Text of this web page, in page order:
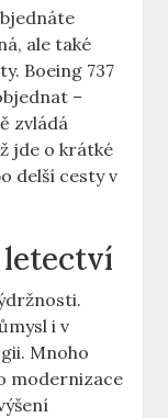
ale také
Boeing 737​
–
zvládá
jde o‍ krátké
delší cesty v
i v
Mnoho
modernizace